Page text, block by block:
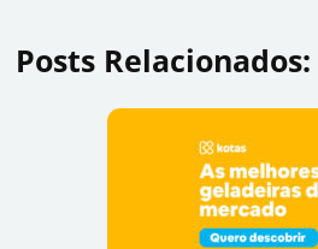
Posts Relacionados: